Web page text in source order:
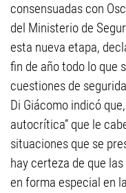
consensuadas con
del Ministerio de
esta nueva etapa,
fin de año todo lo que
cuestiones de
Di Giácomo indicó
autocrítica” que le
situaciones que se
hay certeza de que
en forma especial en